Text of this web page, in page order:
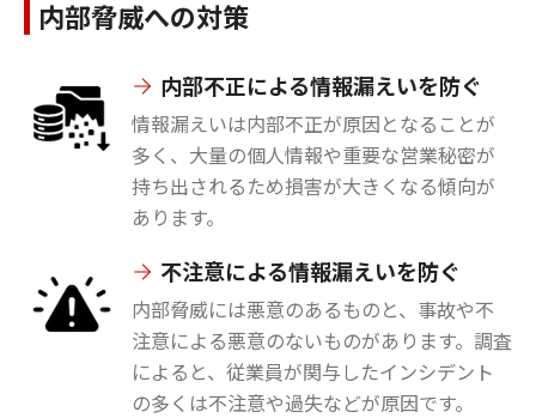
内部脅威への対策
内部不正による情報漏えいを防ぐ
情報漏えいは内部不正が原因となることが
多く、大量の個人情報や重要な営業秘密が
持ち出されるため損害が大きくなる傾向が
あります。
不注意による情報漏えいを防ぐ
内部脅威には悪意のあるものと、事故や不
注意による悪意のないものがあります。調査
によると、従業員が関与したインシデント
の多くは不注意や過失などが原因です。